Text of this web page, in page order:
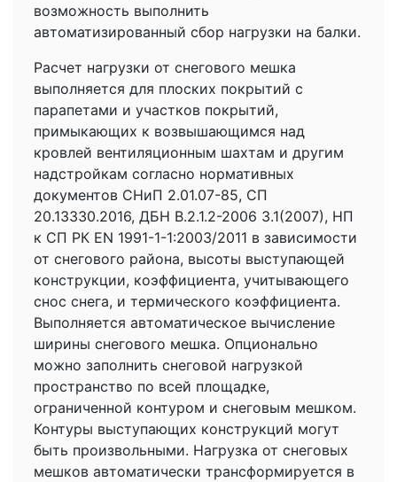
возможность выполнить
автоматизированный сбор нагрузки на балки.
Расчет нагрузки от снегового мешка
выполняется для плоских покрытий с
парапетами и участков покрытий,
примыкающих к возвышающимся над
кровлей вентиляционным шахтам и другим
надстройкам согласно нормативных
документов СНиП 2.01.07-85, СП
20.13330.2016, ДБН В.2.1.2-2006 3.1(2007), НП
к СП РК EN 1991-1-1:2003/2011 в зависимости
от снегового района, высоты выступающей
конструкции, коэффициента, учитывающего
снос снега, и термического коэффициента.
Выполняется автоматическое вычисление
ширины снегового мешка. Опционально
можно заполнить снеговой нагрузкой
пространство по всей площадке,
ограниченной контуром и снеговым мешком.
Контуры выступающих конструкций могут
быть произвольными. Нагрузка от снеговых
мешков автоматически трансформируется в